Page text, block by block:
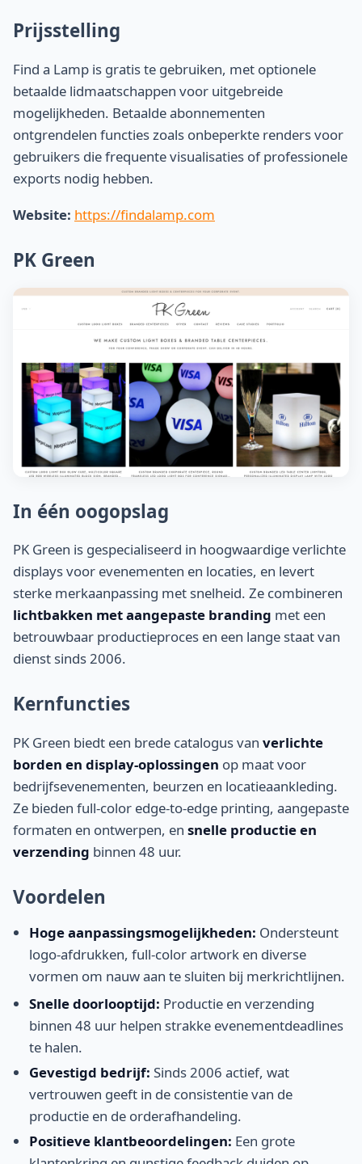
Prijsstelling
Find a Lamp is gratis te gebruiken, met optionele
betaalde lidmaatschappen voor uitgebreide
mogelijkheden. Betaalde abonnementen
ontgrendelen functies zoals onbeperkte renders voor
gebruikers die frequente visualisaties of professionele
exports nodig hebben.
Website: https://findalamp.com
PK Green
In één oogopslag
PK Green is gespecialiseerd in hoogwaardige verlichte
displays voor evenementen en locaties, en levert
sterke merkaanpassing met snelheid. Ze combineren
lichtbakken met aangepaste branding met een
betrouwbaar productieproces en een lange staat van
dienst sinds 2006.
Kernfuncties
PK Green biedt een brede catalogus van verlichte
borden en display-oplossingen op maat voor
bedrijfsevenementen, beurzen en locatieaankleding.
Ze bieden full-color edge-to-edge printing, aangepaste
formaten en ontwerpen, en snelle productie en
verzending binnen 48 uur.
Voordelen
Hoge aanpassingsmogelijkheden: Ondersteunt
logo-afdrukken, full-color artwork en diverse
vormen om nauw aan te sluiten bij merkrichtlijnen.
Snelle doorlooptijd: Productie en verzending
binnen 48 uur helpen strakke evenementdeadlines
te halen.
Gevestigd bedrijf: Sinds 2006 actief, wat
vertrouwen geeft in de consistentie van de
productie en de orderafhandeling.
Positieve klantbeoordelingen: Een grote